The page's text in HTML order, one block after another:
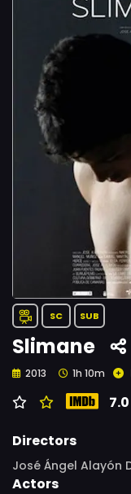
SC SUB
Slimane
2013 1h 10m
7.0
Directors
José Ángel Alayón
Actors